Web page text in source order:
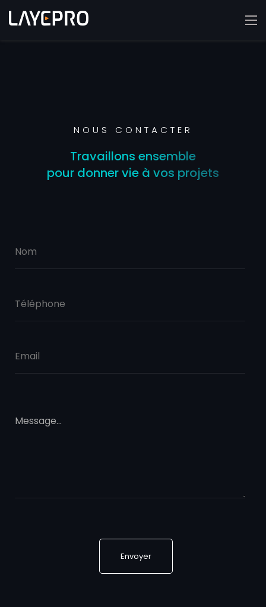
NOUS CONTACTER
Travaillons ensemble
pour donner vie à vos projets